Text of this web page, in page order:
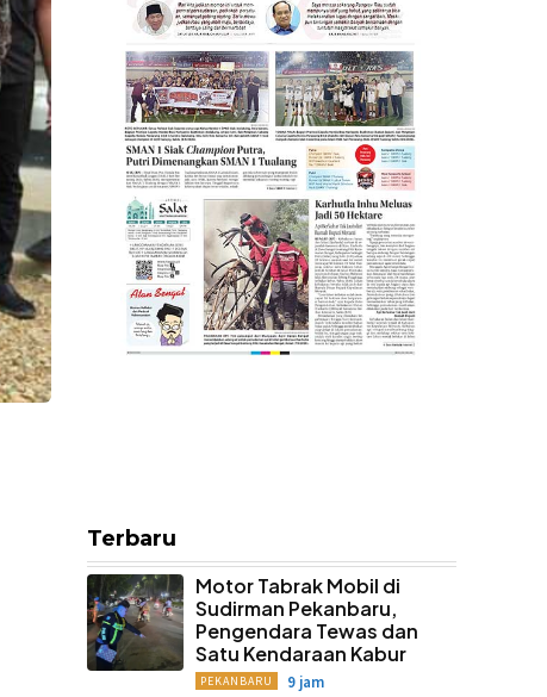
Terbaru
Motor Tabrak Mobil di
Sudirman Pekanbaru,
Pengendara Tewas dan
Satu Kendaraan Kabur
PEKANBARU 9 jam